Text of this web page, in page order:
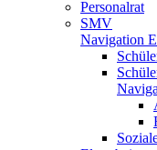
Personalrat
SMV
Navigation